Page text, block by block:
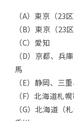
（A）東京（23区
（B）東京（23
（C）愛知
（D）京都、兵
馬
（E）静岡、三
（F）北海道札
（G）北海道（